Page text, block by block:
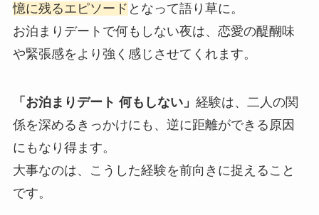
憶に残るエピソード となって語り草に。
お泊まりデートで何もしない夜は、恋愛の醍醐味
や緊張感をより強く感じさせてくれます。
「お泊まりデート 何もしない」 経験は、二人の関
係を深めるきっかけにも、逆に距離ができる原因
にもなり得ます。
大事なのは、こうした経験を前向きに捉えること
です。